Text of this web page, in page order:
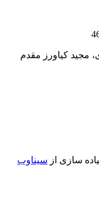
مجید کیاورز مقدم
سازی از سیناوب